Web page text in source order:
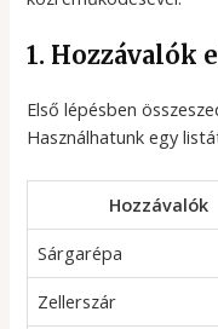
1. Hozzávalók
Első lépésben
Használhatunk egy
Hozzávalók
Sárgarépa
Zellerszár